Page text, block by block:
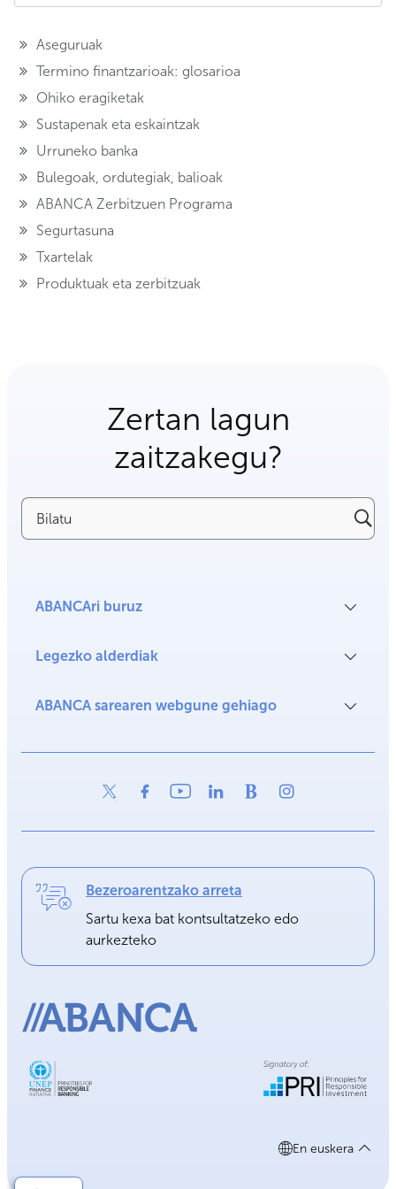
Aseguruak
Termino finantzarioak: glosarioa
Ohiko eragiketak
Sustapenak eta eskaintzak
Urruneko banka
Bulegoak, ordutegiak, balioak
ABANCA Zerbitzuen Programa
Segurtasuna
Txartelak
Produktuak eta zerbitzuak
Zertan lagun
zaitzakegu?
Bilatu
ABANCAri buruz
Legezko alderdiak
ABANCA sarearen webgune gehiago
Bezeroarentzako arreta
Sartu kexa bat kontsultatzeko edo
aurkezteko
En euskera